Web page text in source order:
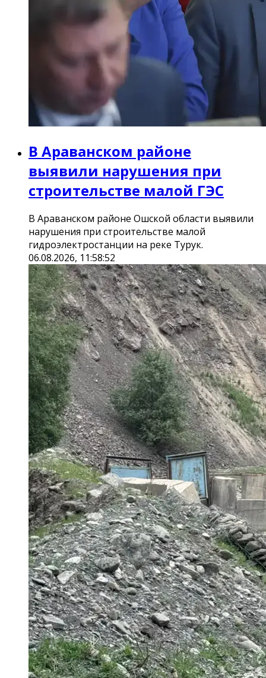
В Араванском районе
выявили нарушения при
строительстве малой ГЭС
В Араванском районе Ошской области выявили
нарушения при строительстве малой
гидроэлектростанции на реке Турук.
06.08.2026, 11:58:52